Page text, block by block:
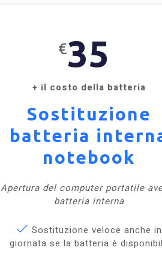
€35
+ il costo della batteria
Sostituzione
batteria
notebook
Apertura del computer portatile
batteria interna
Sostituzione veloce anche in
giornata se la batteria è